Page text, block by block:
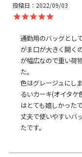
※商品サイ
※外寸は口金
＜袋＞
表地：ポリ
＜口金＞ 鉄
日本製
お支払方法 クレジット
クレジット
投稿日
2022/09/03
通勤用のバッグとし
がま口が大きく開く
が幅広なので重い荷
た。
色はグレージュにし
るいカーキ(オイタ
はとても嬉しかったで
丈夫で使いやすいバ
たです。